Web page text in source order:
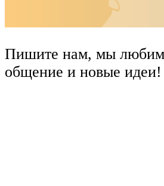
Пишите нам, мы
общение и новые идеи!